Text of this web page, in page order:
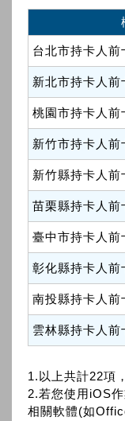
台北市持卡人
新北市持卡人
桃園市持卡人前
新竹市持卡人
新竹縣持卡人
苗栗縣持卡人前
臺中市持卡人前
彰化縣持卡人前
南投縣持卡人前
雲林縣持卡人
1.以上共計22項
2.若您使用iOS
相關軟體(如